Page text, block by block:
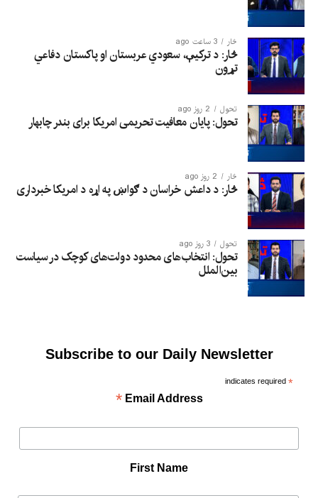
څار 3 ساعت ago
څار: د ترکیې، سعودي عربستان او پاکستان دفاعي
تړون
تحول 2 روز ago
تحول: پایان معافیت تحریمی امریکا برای بندر چابهار
څار 2 روز ago
څار: د داعش خراسان د ګواښ په اړه د امریکا خبرداری
تحول 3 روز ago
تحول: انتخاب‌های محدود دولت‌های کوچک در سیاست
بین‌الملل
Subscribe to our Daily Newsletter
*
indicates required
Email Address
*
First Name